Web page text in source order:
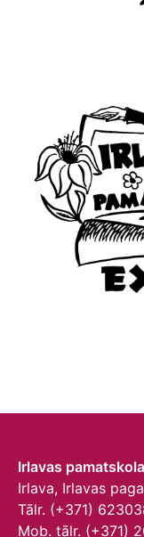
Irlavas pamatskola
Irlava, Irlavas
Tālr. (+371)
Mob. tālr. (+371)